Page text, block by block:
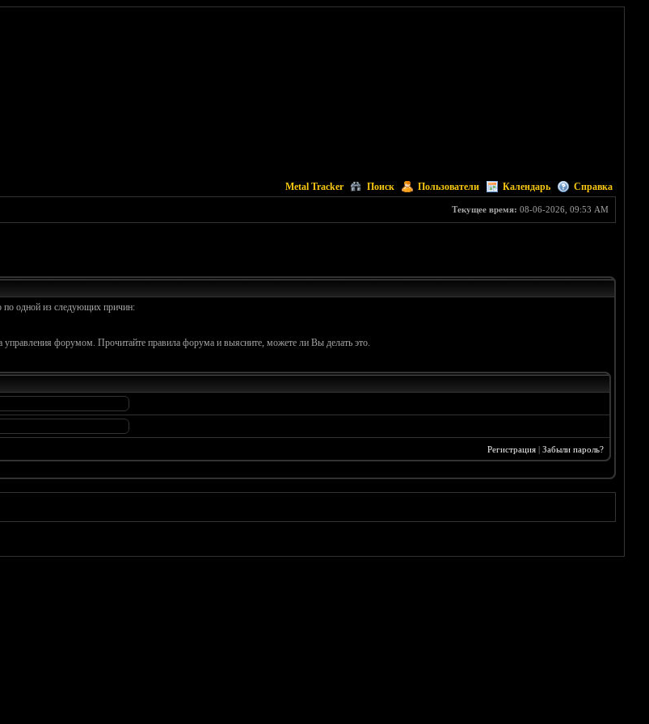
Metal Tracker Поиск Пользователи Календарь Справка
Текущее время: 08-06-2026, 09:53 AM
по одной из следующих причин:
управления форумом. Прочитайте правила форума и выясните, можете ли Вы делать это.
Регистрация| Забыли пароль?